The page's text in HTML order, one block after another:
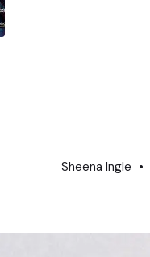
Sheena Ingle